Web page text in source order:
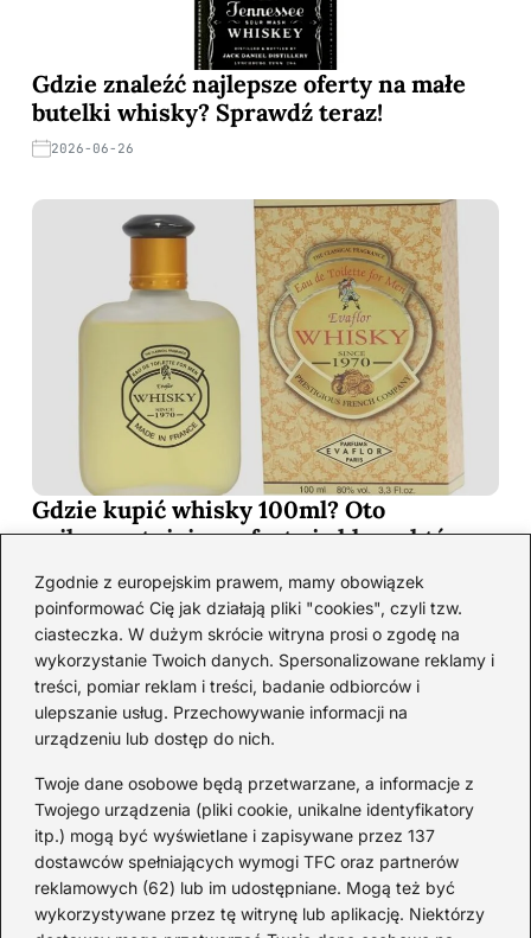
Zgodnie z europejskim prawem, mamy obowiązek
poinformować Cię jak działają pliki "cookies", czyli tzw.
ciasteczka. W dużym skrócie witryna prosi o zgodę na
wykorzystanie Twoich danych. Spersonalizowane reklamy i
treści, pomiar reklam i treści, badanie odbiorców i
ulepszanie usług. Przechowywanie informacji na
urządzeniu lub dostęp do nich.
Twoje dane osobowe będą przetwarzane, a informacje z
Twojego urządzenia (pliki cookie, unikalne identyfikatory
itp.) mogą być wyświetlane i zapisywane przez 137
dostawców spełniających wymogi TFC oraz partnerów
reklamowych (62) lub im udostępniane. Mogą też być
wykorzystywane przez tę witrynę lub aplikację. Niektórzy
Gdzie znaleźć najlepsze oferty na małe
butelki whisky? Sprawdź teraz!
2026-06-26
Gdzie kupić whisky 100ml? Oto
najkorzystniejsze oferty i sklepy, które
2026-06-26
Kategorie
Koktajle(128)
Likier(10)
Piwo(28)
Porady(66)
Przekąski(36)
Rum(3)